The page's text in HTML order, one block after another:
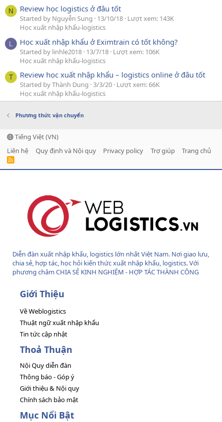
N Review học logistics ở đâu tốt
Started by Nguyễn Sung 13/10/18 Lượt xem: 143K
Học xuất nhập khẩu-logistics
L Học xuất nhập khẩu ở Eximtrain có tốt không?
Started by linhle2018 13/7/18 Lượt xem: 106K
Học xuất nhập khẩu-logistics
T Review học xuất nhập khẩu – logistics online ở đâu tốt
Started by Thành Dung 3/3/20 Lượt xem: 66K
Học xuất nhập khẩu-logistics
Phương thức vận chuyển
Tiếng Việt (VN)
Liên hệ
Quy định và Nội quy Privacy policy Trợ giúp Trang chủ
R
Diễn đàn xuất nhập khẩu, logistics lớn nhất Việt Nam. Nơi giao lưu,
chia sẻ, hợp tác, học hỏi kiến thức xuất nhập khẩu, logistics. Với
phương châm CHIA SẺ KINH NGHIỆM - HỢP TÁC THÀNH CÔNG
Giới Thiệu
Về Weblogistics
Thuật ngữ xuất nhập khẩu
Tin tức cập nhật
Thoả Thuận
Nội Quy diễn đàn
Thông báo - Góp ý
Giới thiệu & Nội quy
Chính sách bảo mật
Mục Nổi Bật